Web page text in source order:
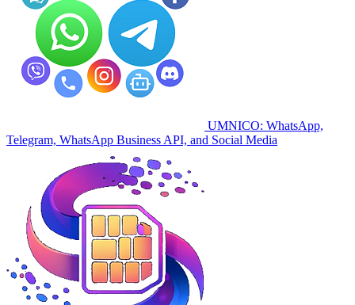
UMNICO: WhatsApp,
Telegram, WhatsApp Business API, and Social Media